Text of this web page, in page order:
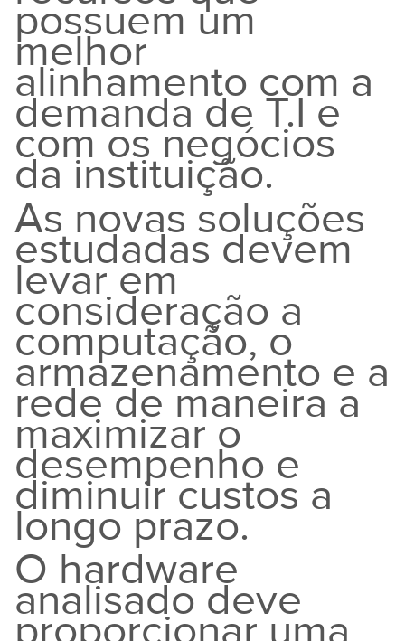
possuem um
melhor
alinhamento com a
demanda de T.I e
com os negócios
da instituição.
As novas soluções
estudadas devem
levar em
consideração a
computação, o
armazenamento e a
rede de maneira a
maximizar o
desempenho e
diminuir custos a
longo prazo.
O hardware
analisado deve